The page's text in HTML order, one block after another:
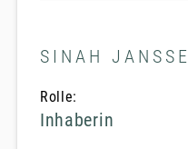
SINAH JANSSEN
Rolle:
Inhaberin